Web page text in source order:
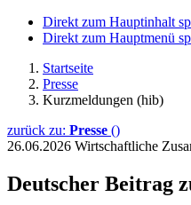
Direkt zum Hauptinhalt
Direkt zum Hauptmenü
Startseite
Presse
Kurzmeldungen (hib)
zurück zu: Presse ()
26.06.2026 Wirtschaftliche
Deutscher Beitrag